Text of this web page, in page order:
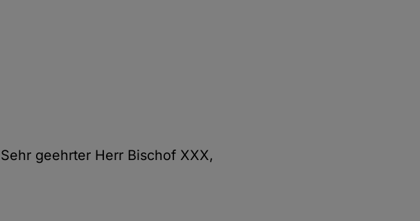
Sehr geehrter Herr Bischof XXX,